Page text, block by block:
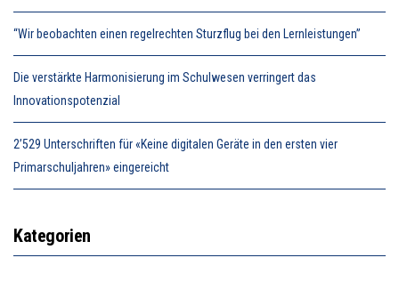
“Wir beobachten einen regelrechten Sturzflug bei den Lernleistungen”
Die verstärkte Harmonisierung im Schulwesen verringert das
Innovationspotenzial
2’529 Unterschriften für «Keine digitalen Geräte in den ersten vier
Primarschuljahren» eingereicht
Kategorien